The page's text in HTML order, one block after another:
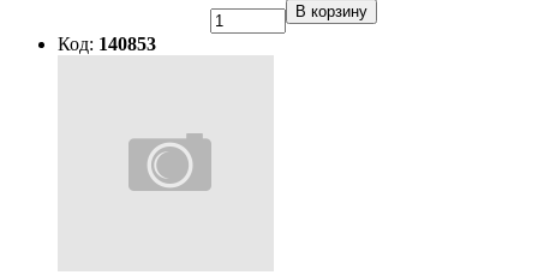
В корзину
Код: 140853